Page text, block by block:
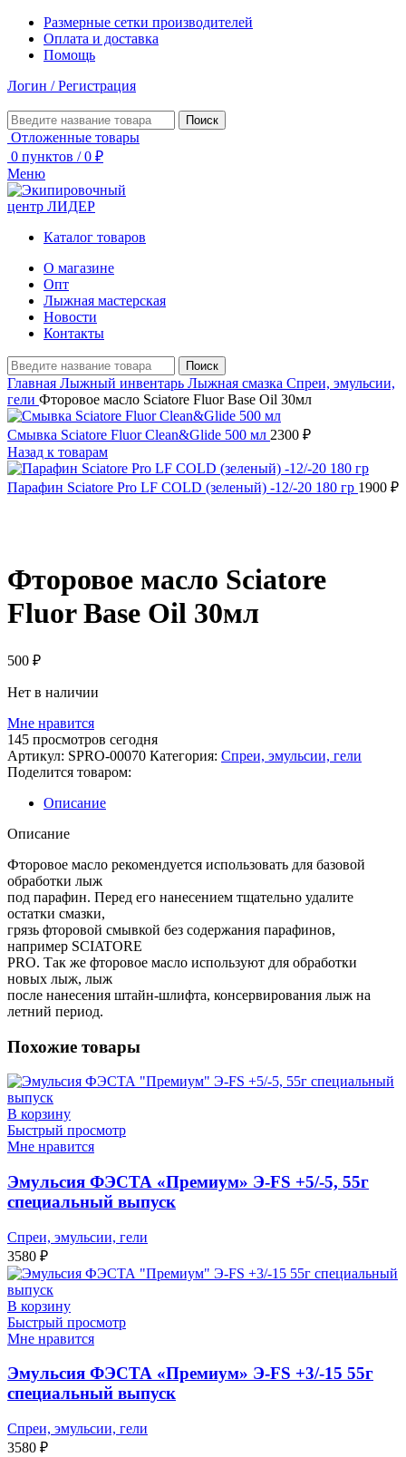
Размерные сетки производителей
Оплата и доставка
Помощь
Логин / Регистрация
Поиск
Отложенные товары
0 пунктов / 0 ₽
Меню
Каталог товаров
О магазине
Опт
Лыжная мастерская
Новости
Контакты
Поиск
Главная Лыжный инвентарь Лыжная смазка Спреи, эмульсии,
гели Фторовое масло Sciatore Fluor Base Oil 30мл
Смывка Sciatore Fluor Clean&Glide 500 мл 2300 ₽
Назад к товарам
Парафин Sciatore Pro LF COLD (зеленый) -12/-20 180 гр 1900 ₽
Фторовое масло Sciatore
Fluor Base Oil 30мл
500 ₽
Нет в наличии
Мне нравится
145 просмотров сегодня
Артикул: SPRO-00070 Категория: Спреи, эмульсии, гели
Поделится товаром:
Описание
Описание
Фторовое масло рекомендуется использовать для базовой
обработки лыж
под парафин. Перед его нанесением тщательно удалите
остатки смазки,
грязь фторовой смывкой без содержания парафинов,
например SCIATORE
PRO. Так же фторовое масло используют для обработки
новых лыж, лыж
после нанесения штайн-шлифта, консервирования лыж на
летний период.
Похожие товары
В корзину
Быстрый просмотр
Мне нравится
Эмульсия ФЭСТА «Премиум» Э-FS +5/-5, 55г
специальный выпуск
Спреи, эмульсии, гели
3580 ₽
В корзину
Быстрый просмотр
Мне нравится
Эмульсия ФЭСТА «Премиум» Э-FS +3/-15 55г
специальный выпуск
Спреи, эмульсии, гели
3580 ₽